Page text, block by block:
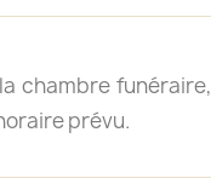
chambre
prévu.